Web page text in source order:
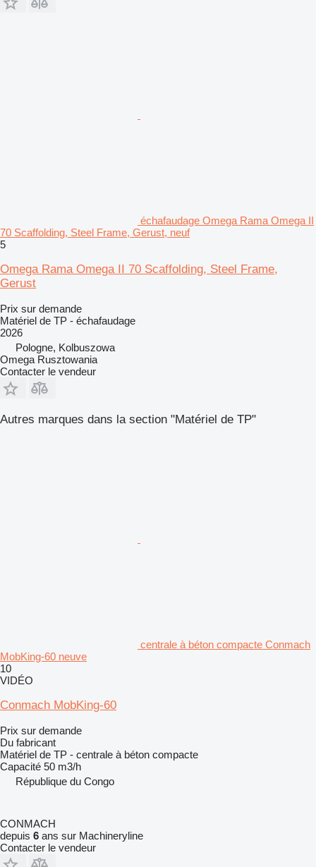
échafaudage Omega Rama Omega II
70 Scaffolding, Steel Frame, Gerust, neuf
5
Omega Rama Omega II 70 Scaffolding, Steel Frame,
Gerust
Prix sur demande
Matériel de TP - échafaudage
2026
Pologne, Kolbuszowa
Omega Rusztowania
Contacter le vendeur
Autres marques dans la section "Matériel de TP"
centrale à béton compacte Conmach
MobKing-60 neuve
10
VIDÉO
Conmach MobKing-60
Prix sur demande
Du fabricant
Matériel de TP - centrale à béton compacte
Capacité 50 m3/h
République du Congo
CONMACH
depuis 6 ans sur Machineryline
Contacter le vendeur